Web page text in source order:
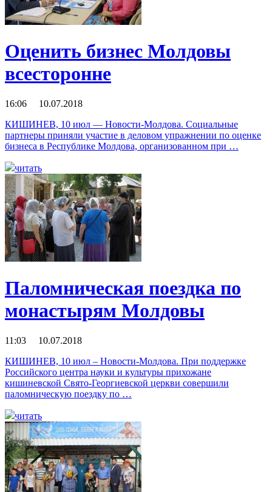
Оценить бизнес Молдовы
всесторонне
16:06 10.07.2018
КИШИНЕВ, 10 июл — Новости-Молдова. Социальные
партнеры приняли участие в деловом упражнении по оценке
бизнеса в Республике Молдова, организованном при …
читать
Паломническая поездка по
монастырям Молдовы
11:03 10.07.2018
КИШИНЕВ, 10 июл – Новости-Молдова. При поддержке
Российского центра науки и культуры прихожане
кишиневской Свято-Георгиевской церкви совершили
паломническую поездку по …
читать